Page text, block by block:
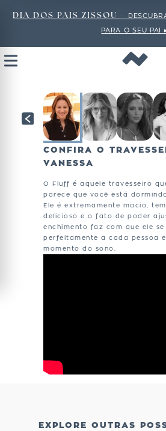
DIA DOS PAIS ZISSOU -
PARA O SEU PAI
Open
CONFIRA O
VANESSA
O Fluff é aquele travesseiro
parece que você está
Ele é extremamente macio,
delicioso e o fato de poder
enchimento faz com que ele
perfeitamente a cada pessoa
momento do sono.
EXPLORE OUTRAS